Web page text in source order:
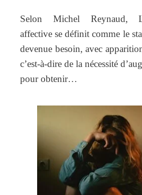
Selon Michel Reynaud,
affective se définit comme le
devenue besoin, avec
c’est-à-dire de la nécessité
pour obtenir…